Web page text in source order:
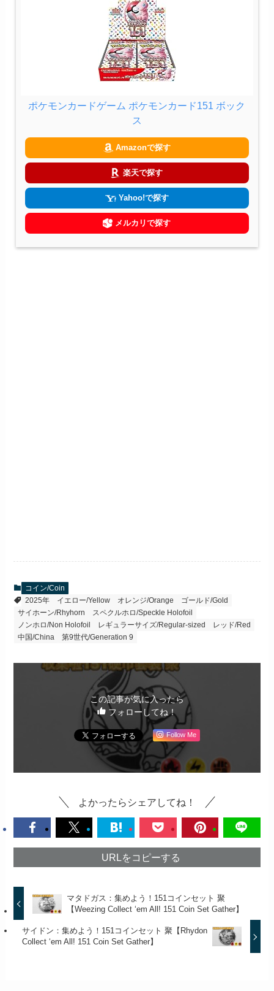
ポケモンカードゲーム ポケモンカード151 ボック
ス
Amazonで探す
楽天で探す
Yahoo!で探す
メルカリで探す
コイン/Coin
2025年
イエロー/Yellow オレンジ/Orange
ゴールド/Gold
サイホーン/Rhyhorn
スペクルホロ/Speckle Holofoil
ノンホロ/Non Holofoil
レギュラーサイズ/Regular-sized
レッド/Red
中国/China
第9世代/Generation 9
この記事が気に入ったら
フォローしてね！
Follow Me
よかったらシェアしてね！
URLをコピーする
マタドガス：集めよう！151コインセット 聚
【Weezing Collect ‘em All! 151 Coin Set Gather】
サイドン：集めよう！151コインセット 聚【Rhydon
Collect ‘em All! 151 Coin Set Gather】